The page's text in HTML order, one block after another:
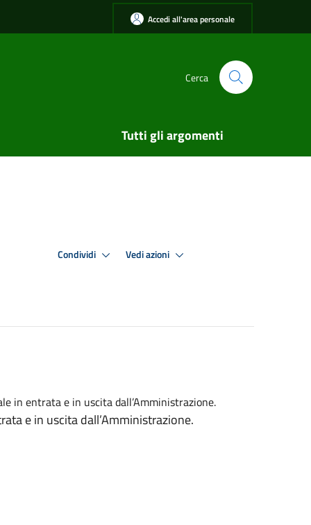
Accedi all'area personale
Cerca
Tutti gli argomenti
Condividi Vedi azioni
in entrata e in uscita dall’Amministrazione.
e in uscita dall’Amministrazione.